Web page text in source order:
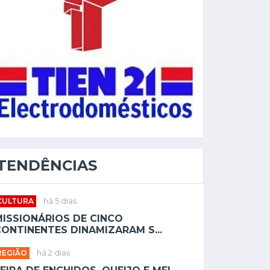
há 5 dias
DE CINCO
DINAMIZARAM S...
há 2 dias